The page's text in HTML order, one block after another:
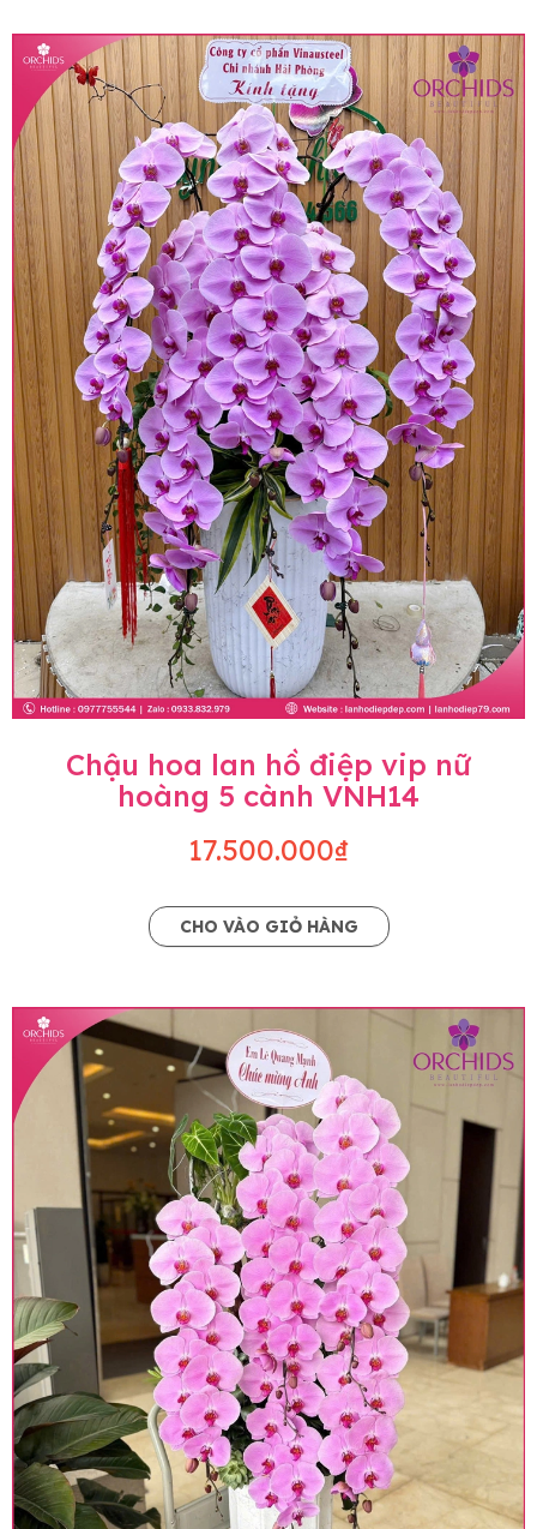
• Giá trên được miễn ship giao trong nội thành,
miễn phí in thiệp - banner theo yêu cầu khách
hàng.
• Beautiful Orchids liên kết với các cửa hàng
trên toàn quốc để phục vụ giao hoa tận nơi, mỗi
khu vực sẽ có mức giá khác nhau (tùy vào chi
phí mặt bằng, nguyên vật liệu,..) nên giá có thể sẽ
thay đổi so với giá niêm yết trên website. Khách
hàng ở Tỉnh thành khác vui lòng chủ động hỏi lại
giá trước khi đặt hàng, shop sẽ chủ động báo giá
chính xác khi có địa chỉ giao hàng cụ thể.
Chậu hoa lan hồ điệp vip nữ
hoàng 5 cành VNH14
17.500.000₫
CHO VÀO GIỎ HÀNG